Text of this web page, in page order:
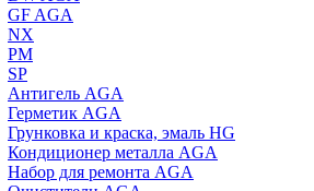
GF AGA
NX
PM
SP
Антигель AGA
Герметик AGA
Грунковка и краска, эмаль HG
Кондиционер металла AGA
Набор для ремонта AGA